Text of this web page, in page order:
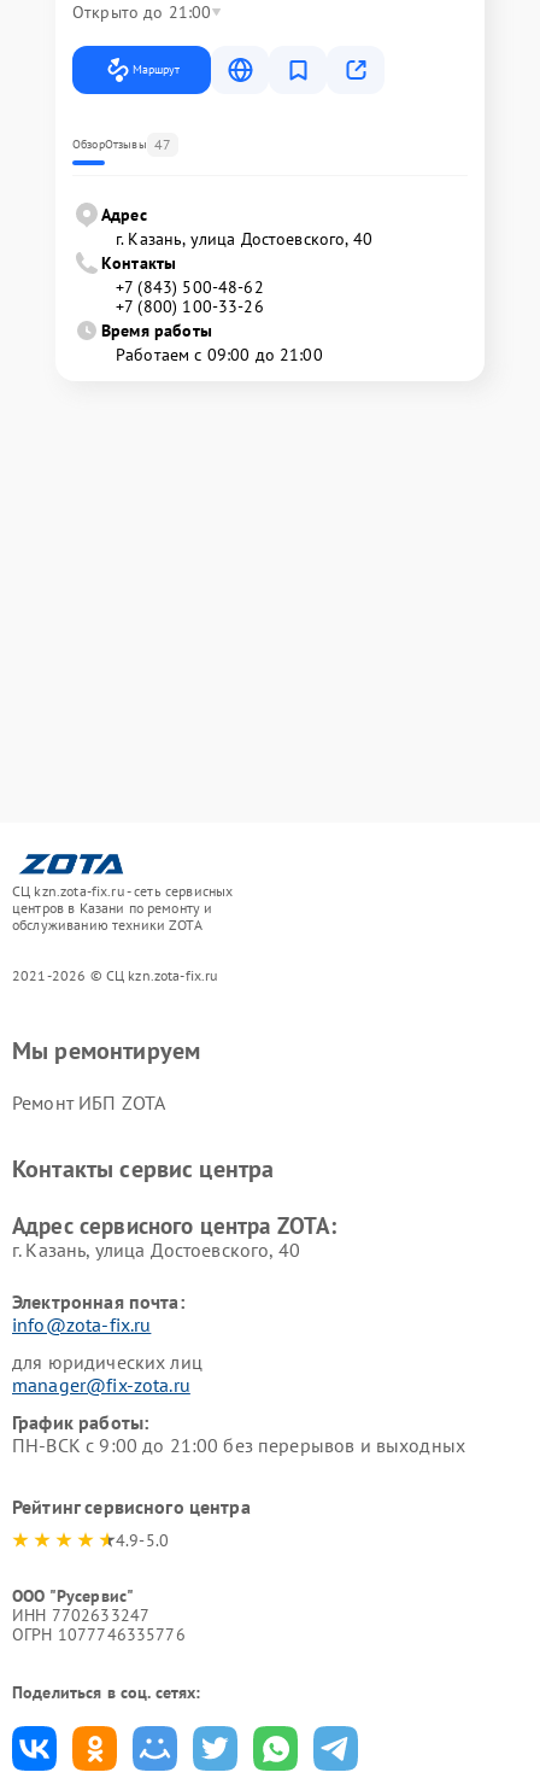
Открыто до 21:00
Маршрут
ОбзорОтзывы 47
Адрес
г. Казань, улица Достоевского, 40
Контакты
+7 (843) 500-48-62
+7 (800) 100-33-26
Время работы
Работаем с 09:00 до 21:00
СЦ kzn.zota-fix.ru - сеть сервисных
центров в Казани по ремонту и
обслуживанию техники ZOTA
2021-2026 © СЦ kzn.zota-fix.ru
Мы ремонтируем
Ремонт ИБП ZOTA
Контакты сервис центра
Адрес сервисного центра ZOTA:
г. Казань, улица Достоевского, 40
Электронная почта:
info@zota-fix.ru
для юридических лиц
manager@fix-zota.ru
График работы:
ПН-ВСК с 9:00 до 21:00 без перерывов и выходных
Рейтинг сервисного центра
4.9-5.0
ООО "Русервис"
ИНН 7702633247
ОГРН 1077746335776
Поделиться в соц. сетях: